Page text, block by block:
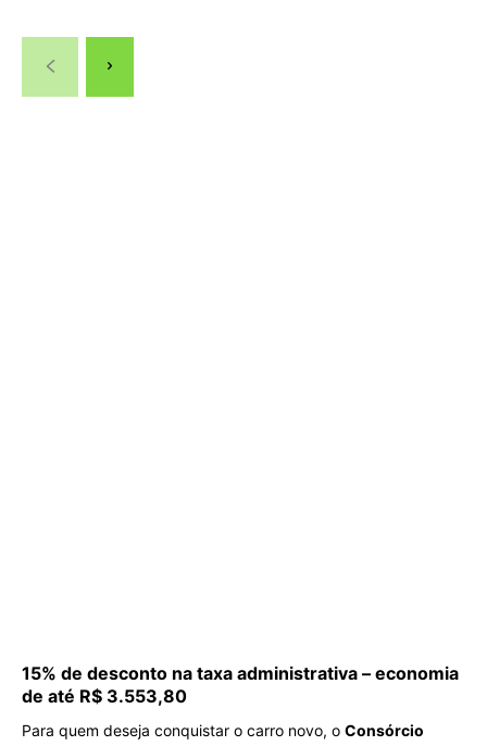
15% de desconto na taxa administrativa – economia
de até R$ 3.553,80
Para quem deseja conquistar o carro novo, o Consórcio